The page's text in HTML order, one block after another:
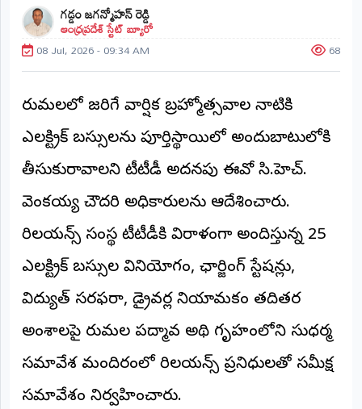
విభాగాలు
(MAIN)
వినోదం
భక్తి
క్రీడలు
జాతీయం
ఆర్టీఐ
రిపోర్టర్స్
(REPORTERS
మా
రిపోర్టర్లు
గడ్డం జగన్మోహన్ రెడ్డి
ఆంధ్రప్రదేశ్ స్టేట్ బ్యూరో
08 Jul, 2026 - 09:34 AM 68
తిరుమలలో జరిగే వార్షిక బ్రహ్మోత్సవాల నాటికి
ఎలక్ట్రిక్ బస్సులను పూర్తిస్థాయిలో అందుబాటులోకి
తీసుకురావాలని టీటీడీ అదనపు ఈవో సి.హెచ్.
వెంకయ్య చౌదరి అధికారులను ఆదేశించారు.
రిలయన్స్ సంస్థ టీటీడీకి విరాళంగా అందిస్తున్న 25
ఎలక్ట్రిక్ బస్సుల వినియోగం, ఛార్జింగ్ స్టేషన్లు,
విద్యుత్ సరఫరా, డ్రైవర్ల నియామకం తదితర
అంశాలపై తిరుమల పద్మావతి అతిథి గృహంలోని సుధర్మ
సమావేశ మందిరంలో రిలయన్స్ ప్రతినిధులతో సమీక్ష
సమావేశం నిర్వహించారు.